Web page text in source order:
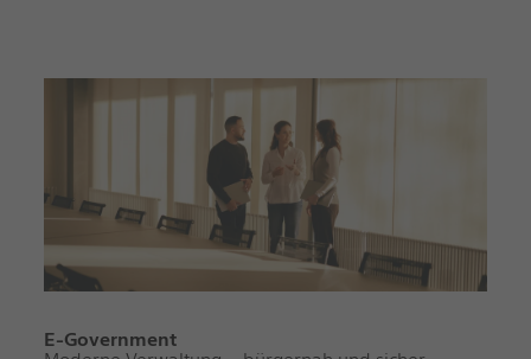
E-Government